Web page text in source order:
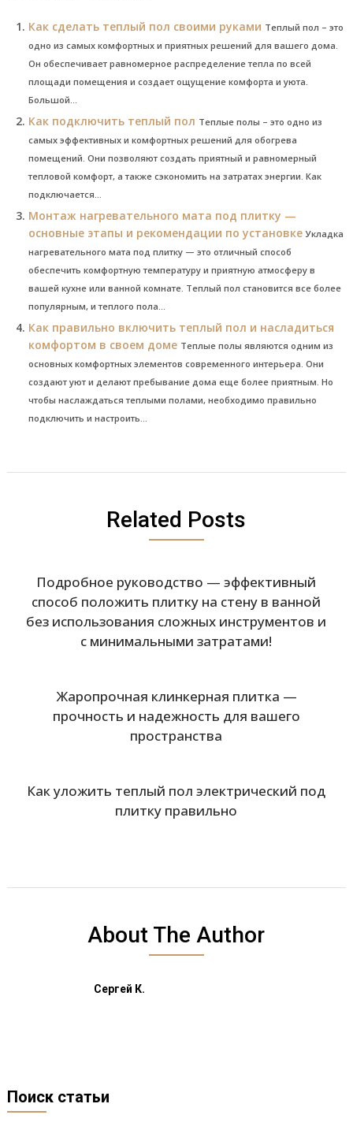
Как сделать теплый пол своими руками Теплый пол – это
одно из самых комфортных и приятных решений для вашего дома.
Он обеспечивает равномерное распределение тепла по всей
площади помещения и создает ощущение комфорта и уюта.
Большой...
Как подключить теплый пол Теплые полы – это одно из
самых эффективных и комфортных решений для обогрева
помещений. Они позволяют создать приятный и равномерный
тепловой комфорт, а также сэкономить на затратах энергии. Как
подключается...
Монтаж нагревательного мата под плитку —
основные этапы и рекомендации по установке Укладка
нагревательного мата под плитку — это отличный способ
обеспечить комфортную температуру и приятную атмосферу в
вашей кухне или ванной комнате. Теплый пол становится все более
популярным, и теплого пола...
Как правильно включить теплый пол и насладиться
комфортом в своем доме Теплые полы являются одним из
основных комфортных элементов современного интерьера. Они
создают уют и делают пребывание дома еще более приятным. Но
чтобы наслаждаться теплыми полами, необходимо правильно
подключить и настроить...
Related Posts
Подробное руководство — эффективный
способ положить плитку на стену в ванной
без использования сложных инструментов и
с минимальными затратами!
Жаропрочная клинкерная плитка —
прочность и надежность для вашего
пространства
Как уложить теплый пол электрический под
плитку правильно
About The Author
Сергей К.
Поиск статьи